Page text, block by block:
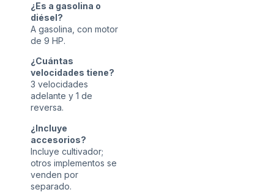
¿Es a gasolina o
diésel?
A gasolina, con motor
de 9 HP.
¿Cuántas
velocidades tiene?
3 velocidades
adelante y 1 de
reversa.
¿Incluye
accesorios?
Incluye cultivador;
otros implementos se
venden por
separado.